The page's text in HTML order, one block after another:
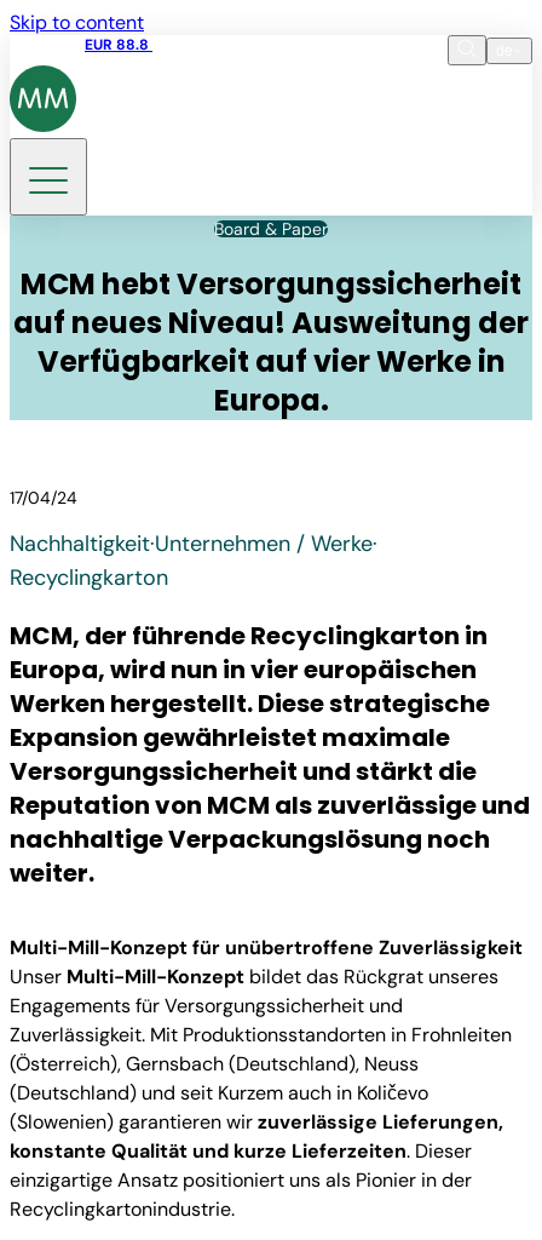
Skip to content
EUR 88.8
DE
Board & Paper
MCM hebt Versorgungssicherheit
auf neues Niveau! Ausweitung der
Verfügbarkeit auf vier Werke in
Europa.
Nachhaltigkeit·Unternehmen / Werke·
Recycling­karton
17/04/24
MCM, der führende Recyclingkarton in
Europa, wird nun in vier europäischen
Werken hergestellt. Diese strategische
Expansion gewährleistet maximale
Versorgungssicherheit und stärkt die
Reputation von MCM als zuverlässige und
nachhaltige Verpackungslösung noch
weiter.
Multi-Mill-Konzept für unübertroffene Zuverlässigkeit
Unser Multi-Mill-Konzept bildet das Rückgrat unseres
Engagements für Versorgungssicherheit und
Zuverlässigkeit. Mit Produktionsstandorten in Frohnleiten
(Österreich), Gernsbach (Deutschland), Neuss
(Deutschland) und seit Kurzem auch in Količevo
(Slowenien) garantieren wirzuverlässige Lieferungen,
konstante Qualität und kurze Lieferzeiten. Dieser
einzigartige Ansatz positioniert uns als Pionier in der
Recyclingkartonindustrie.